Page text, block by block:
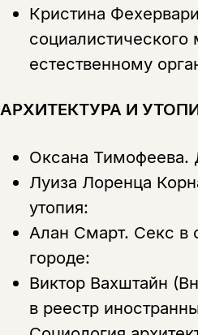
Кристина
естественному
АРХИТЕКТУРА И
Оксана Тимофеева.
Луиза Лоренца
утопия:
Алан Смарт. Секс в
городе:
Виктор Вахштайн
в реестр